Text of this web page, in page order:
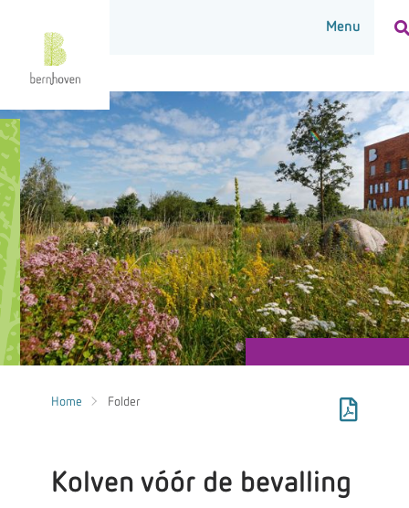
Home Folder
Kolven vóór de bevalling